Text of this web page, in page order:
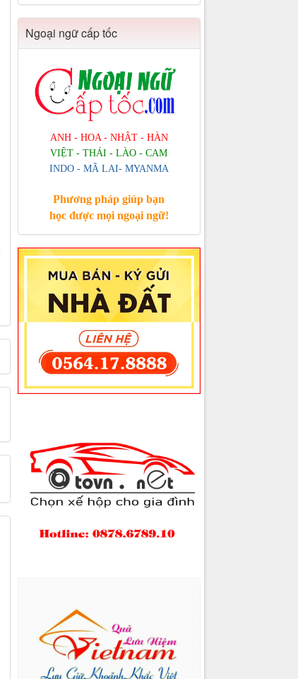
Ngoại ngữ cấp tốc
ANH - HOA - NHẬT - HÀN
VIỆT - THÁI - LÀO - CAM
INDO - MÃ LAI- MYANMA
Phương pháp giúp bạn
học được mọi ngoại ngữ!